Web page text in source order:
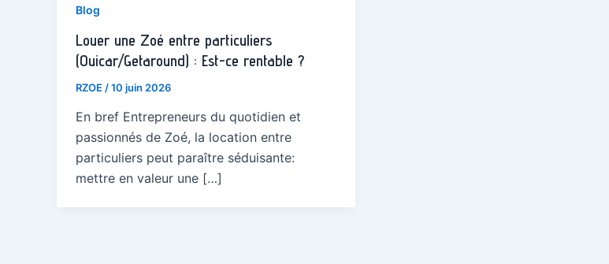
Blog
Louer une Zoé entre particuliers
(Ouicar/Getaround) : Est-ce rentable ?
RZOE /10 juin 2026
En bref Entrepreneurs du quotidien et
passionnés de Zoé, la location entre
particuliers peut paraître séduisante:
mettre en valeur une […]